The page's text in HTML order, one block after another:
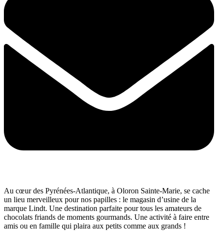
Au cœur des Pyrénées-Atlantique, à Oloron Sainte-Marie, se cache
un lieu merveilleux pour nos papilles : le magasin d’usine de la
marque Lindt. Une destination parfaite pour tous les amateurs de
chocolats friands de moments gourmands. Une activité à faire entre
amis ou en famille qui plaira aux petits comme aux grands !